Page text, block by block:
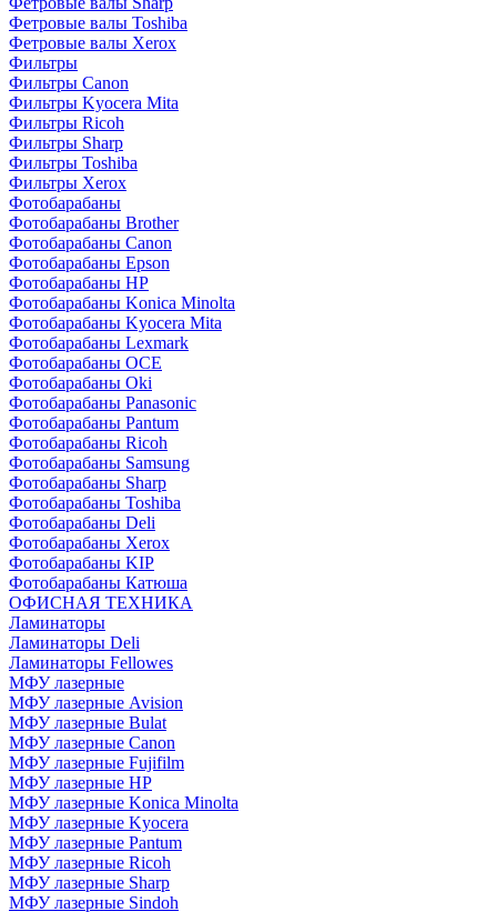
Фетровые валы Toshiba
Фетровые валы Xerox
Фильтры
Фильтры Canon
Фильтры Kyocera Mita
Фильтры Ricoh
Фильтры Sharp
Фильтры Toshiba
Фильтры Xerox
Фотобарабаны
Фотобарабаны Brother
Фотобарабаны Canon
Фотобарабаны Epson
Фотобарабаны HP
Фотобарабаны Konica Minolta
Фотобарабаны Kyocera Mita
Фотобарабаны Lexmark
Фотобарабаны OCE
Фотобарабаны Oki
Фотобарабаны Panasonic
Фотобарабаны Pantum
Фотобарабаны Ricoh
Фотобарабаны Samsung
Фотобарабаны Sharp
Фотобарабаны Toshiba
Фотобарабаны Deli
Фотобарабаны Xerox
Фотобарабаны KIP
Фотобарабаны Катюша
ОФИСНАЯ ТЕХНИКА
Ламинаторы
Ламинаторы Deli
Ламинаторы Fellowes
МФУ лазерные
МФУ лазерные Avision
МФУ лазерные Bulat
МФУ лазерные Canon
МФУ лазерные Fujifilm
МФУ лазерные HP
МФУ лазерные Konica Minolta
МФУ лазерные Kyocera
МФУ лазерные Pantum
МФУ лазерные Ricoh
МФУ лазерные Sharp
МФУ лазерные Sindoh